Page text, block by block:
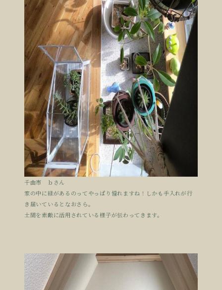
千曲市 ｂさん
家の中に緑があるのってやっぱり憧れますね！しかも手入れが行
き届いているとなおさら。
土間を素敵に活用されている様子が伝わってきます。